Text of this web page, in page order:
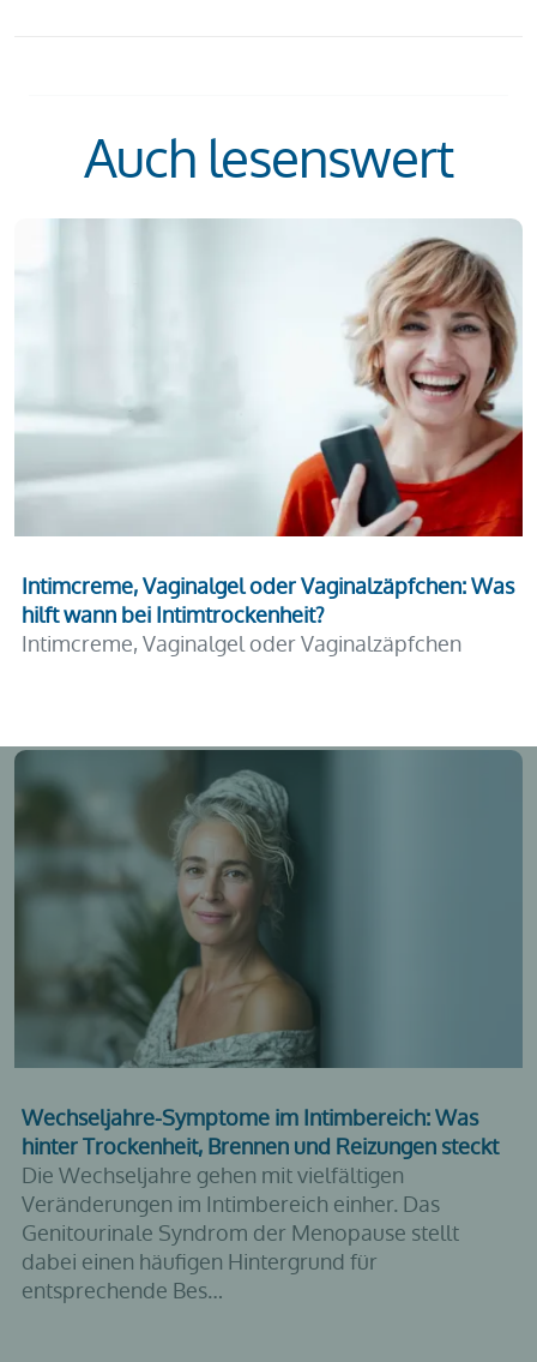
Auch lesenswert
Intimcreme, Vaginalgel oder Vaginalzäpfchen: Was
hilft wann bei Intimtrockenheit?
Intimcreme, Vaginalgel oder Vaginalzäpfchen
Wechseljahre-Symptome im Intimbereich: Was
hinter Trockenheit, Brennen und Reizungen steckt
Die Wechseljahre gehen mit vielfältigen
Veränderungen im Intimbereich einher. Das
Genitourinale Syndrom der Menopause stellt
dabei einen häufigen Hintergrund für
entsprechende Bes…